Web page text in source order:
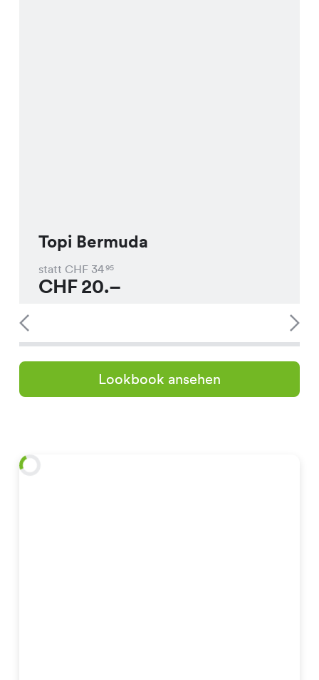
Topi Bermuda
statt CHF 3495
CHF20.–
Lookbook ansehen